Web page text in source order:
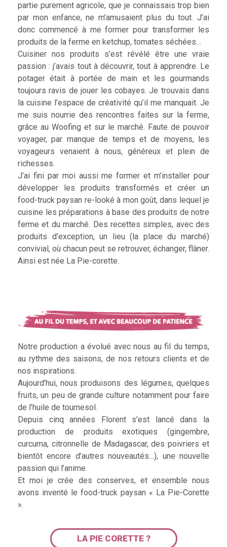
partie purement agricole, que je connaissais trop bien
par mon enfance, ne m’amusaient plus du tout. J’ai
donc commencé à me former pour transformer les
produits de la ferme en ketchup, tomates séchées…
Cuisiner nos produits s’est révélé être une vraie
passion : j’avais tout à découvrir, tout à apprendre. Le
potager était à portée de main et les gourmands
toujours ravis de jouer les cobayes. Je trouvais dans
la cuisine l’espace de créativité qu’il me manquait. Je
me suis nourrie des rencontres faites sur la ferme,
grâce au Woofing et sur le marché. Faute de pouvoir
voyager, par manque de temps et de moyens, les
voyageurs venaient à nous, généreux et plein de
richesses.
J’ai fini par moi aussi me former et m’installer pour
développer les produits transformés et créer un
food-truck paysan re-looké à mon goût, dans lequel je
cuisine les préparations à base des produits de notre
ferme et du marché. Des recettes simples, avec des
produits d’exception, un lieu (la place du marché)
convivial, où chacun peut se retrouver, échanger, flâner.
Ainsi est née La Pie-corette.
Notre production a évolué avec nous au fil du temps,
au rythme des saisons, de nos retours clients et de
nos inspirations.
Aujourd’hui, nous produisons des légumes, quelques
fruits, un peu de grande culture notamment pour faire
de l’huile de tournesol.
Depuis cinq années Florent s’est lancé dans la
production de produits exotiques (gingembre,
curcuma, citronnelle de Madagascar, des poivriers et
bientôt encore d’autres nouveautés…), une nouvelle
passion qui l’anime.
Et moi je crée des conserves, et ensemble nous
avons inventé le food-truck paysan « La Pie-Corette
».
LA PIE CORETTE ?